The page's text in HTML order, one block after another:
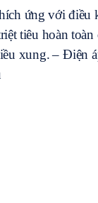
ứng với điều
tiêu hoàn
xung. – Điện